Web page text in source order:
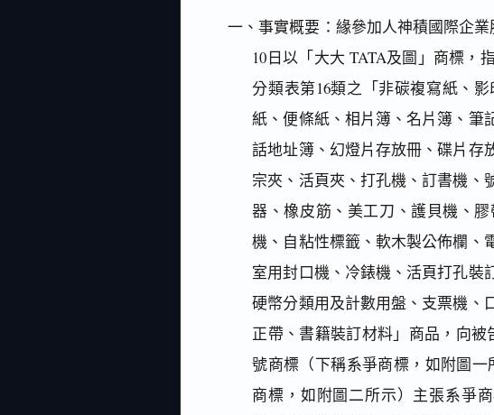
一、事實概要：緣參加人神積國際企
10日以「大大 TATA及圖」商標，
分類表第16類之「非碳複寫紙、
紙、便條紙、相片簿、名片簿、筆
話地址簿、幻燈片存放冊、碟片存
宗夾、活頁夾、打孔機、訂書機、
器、橡皮筋、美工刀、護貝機、
機、自粘性標籤、軟木製公佈欄、
室用封口機、冷錶機、活頁打孔裝
硬幣分類用及計數用盤、支票機、
正帶、書籍裝訂材料」商品，向被
號商標（下稱系爭商標，如附圖
商標，如附圖二所示）主張系爭